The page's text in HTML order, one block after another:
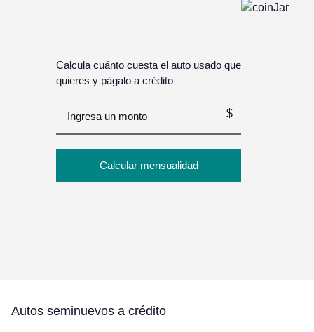
Calcula cuánto cuesta el auto usado que
quieres y págalo a crédito
$
Ingresa un monto
Calcular mensualidad
Autos seminuevos a crédito